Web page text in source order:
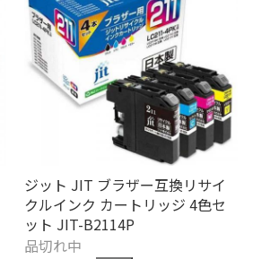
ジット JIT ブラザー互換リサイ
クルインク カートリッジ 4色セ
ット JIT-B2114P
品切れ中